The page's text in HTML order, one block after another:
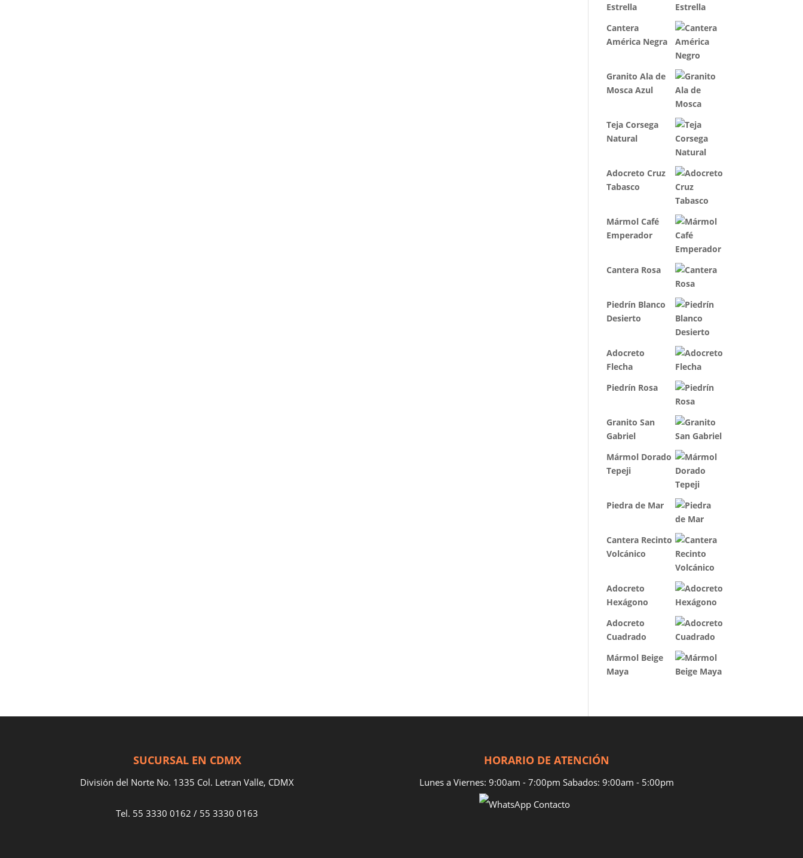
Estrella
Cantera
América Negra
Granito Ala de
Mosca Azul
Teja Corsega
Natural
Adocreto Cruz
Tabasco
Mármol Café
Emperador
Cantera Rosa
Piedrín Blanco
Desierto
Adocreto
Flecha
Piedrín Rosa
Granito San
Gabriel
Mármol Dorado
Tepeji
Piedra de Mar
Cantera Recinto
Volcánico
Adocreto
Hexágono
Adocreto
Cuadrado
Mármol Beige
Maya
SUCURSAL EN CDMX
División del Norte No. 1335 Col. Letran Valle, CDMX
Tel. 55 3330 0162 / 55 3330 0163
HORARIO DE ATENCIÓN
Lunes a Viernes: 9:00am - 7:00pm Sabados: 9:00am - 5:00pm